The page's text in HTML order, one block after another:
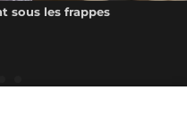
sous les frappes